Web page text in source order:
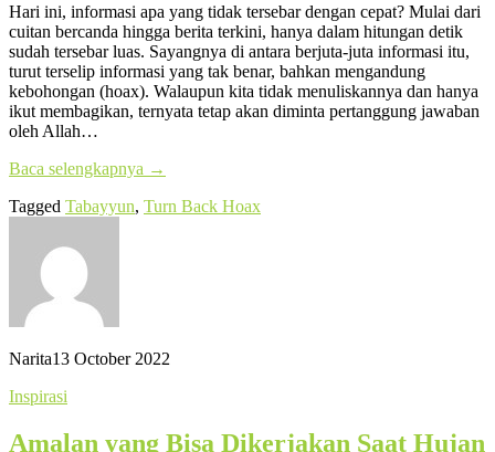
Hari ini, informasi apa yang tidak tersebar dengan cepat? Mulai dari
cuitan bercanda hingga berita terkini, hanya dalam hitungan detik
sudah tersebar luas. Sayangnya di antara berjuta-juta informasi itu,
turut terselip informasi yang tak benar, bahkan mengandung
kebohongan (hoax). Walaupun kita tidak menuliskannya dan hanya
ikut membagikan, ternyata tetap akan diminta pertanggung jawaban
oleh Allah…
Baca selengkapnya →
Tagged Tabayyun, Turn Back Hoax
Narita13 October 2022
Inspirasi
Amalan yang Bisa Dikerjakan Saat Hujan